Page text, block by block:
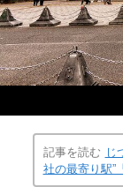
記事を読む じ
社の最寄り駅”